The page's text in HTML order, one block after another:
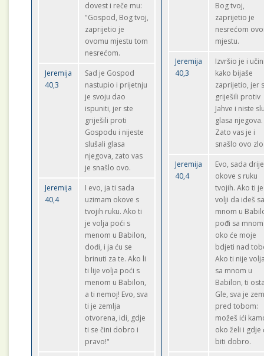
dovest i reče mu:
"Gospod, Bog tvoj,
zaprijetio je
ovomu mjestu tom
nesrećom.
Jeremija
40,3
Sad je Gospod
nastupio i prijetnju
je svoju dao
ispuniti, jer ste
griješili proti
Gospodu i nijeste
slušali glasa
njegova, zato vas
je snašlo ovo.
Jeremija
40,4
I evo, ja ti sada
uzimam okove s
tvojih ruku. Ako ti
je volja poći s
menom u Babilon,
dođi, i ja ću se
brinuti za te. Ako li
ti lije volja poći s
menom u Babilon,
a ti nemoj! Evo, sva
ti je zemlja
otvorena, idi, gdje
ti se čini dobro i
pravo!"
Bog tvoj,
zaprijetio je
nesrećom
mjestu.
Jeremija
40,3
Izvršio je i
kako bijaše
zaprijetio, jer
griješili protiv
Jahve i niste
glasa njegova.
Zato vas je i
snašlo ovo
Jeremija
40,4
Evo, sada
okove s ruku
tvojih. Ako ti
volji da ideš
mnom u
pođi sa
oko će moje
bdjeti nad
Ako ti nije
sa mnom u
Babilon, ti
Gle, sva je
pred tobom:
možeš ići
oko želi i gdje
biti dobro.